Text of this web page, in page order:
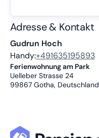
Adresse & Kontakt
Gudrun Hoch
Handy:+491635195893
Ferienwohnung am Park
Uelleber Strasse 24
99867 Gotha, Deutschland